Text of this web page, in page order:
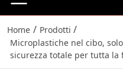
Home / Prodotti /
Microplastiche nel cibo,
sicurezza totale per tutta la